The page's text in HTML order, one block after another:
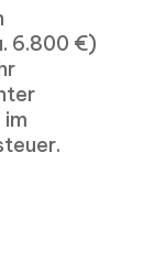
6.800 €)
im